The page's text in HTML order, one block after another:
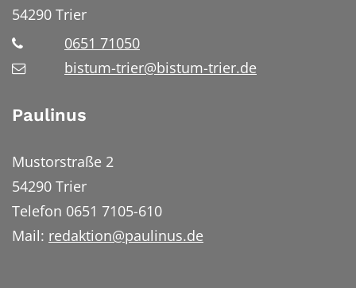
54290 Trier
0651 71050
bistum-trier@bistum-trier.de
Paulinus
Mustorstraße 2
54290 Trier
Telefon 0651 7105-610
Mail: redaktion@paulinus.de